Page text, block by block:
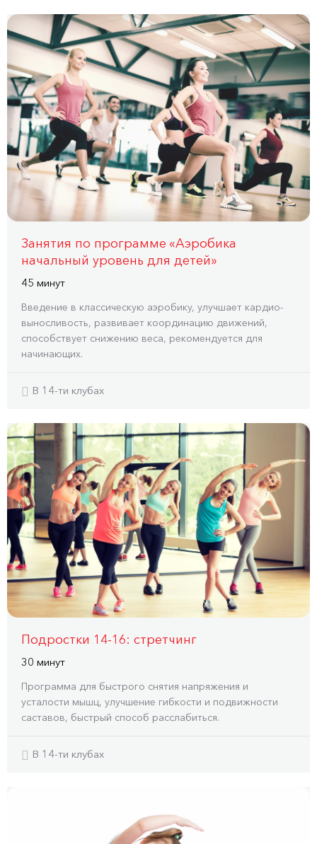
Занятия по программе «Аэробика
начальный уровень для детей»
45 минут
Введение в классическую аэробику, улучшает кардио-
выносливость, развивает координацию движений,
способствует снижению веса, рекомендуется для
начинающих.
В 14-ти клубах
Подростки 14-16: стретчинг
30 минут
Программа для быстрого снятия напряжения и
усталости мышц, улучшение гибкости и подвижности
саставов, быстрый способ расслабиться.
В 14-ти клубах